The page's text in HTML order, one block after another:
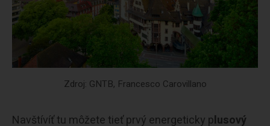
Zdroj: GNTB, Francesco Carovillano
Navštívíť tu môžete tieť prvý energeticky plusový